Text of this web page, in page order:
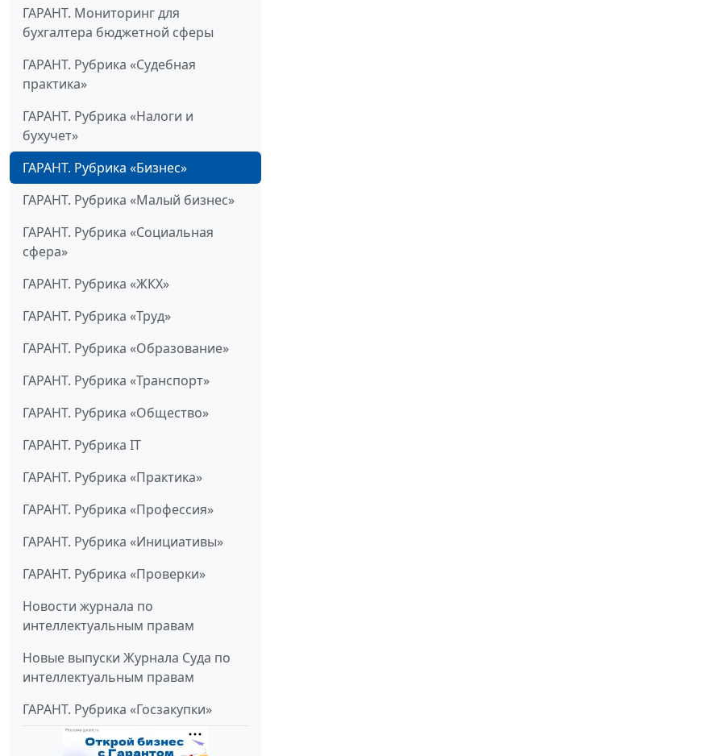
ГАРАНТ. Мониторинг для
бухгалтера бюджетной сферы
ГАРАНТ. Рубрика «Судебная
практика»
ГАРАНТ. Рубрика «Налоги и
бухучет»
ГАРАНТ. Рубрика «Бизнес»
ГАРАНТ. Рубрика «Малый бизнес»
ГАРАНТ. Рубрика «Социальная
сфера»
ГАРАНТ. Рубрика «ЖКХ»
ГАРАНТ. Рубрика «Труд»
ГАРАНТ. Рубрика «Образование»
ГАРАНТ. Рубрика «Транспорт»
ГАРАНТ. Рубрика «Общество»
ГАРАНТ. Рубрика IT
ГАРАНТ. Рубрика «Практика»
ГАРАНТ. Рубрика «Профессия»
ГАРАНТ. Рубрика «Инициативы»
ГАРАНТ. Рубрика «Проверки»
Новости журнала по
интеллектуальным правам
Новые выпуски Журнала Суда по
интеллектуальным правам
ГАРАНТ. Рубрика «Госзакупки»